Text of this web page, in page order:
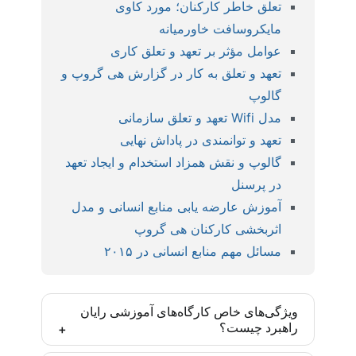
تعلق خاطر کارکنان؛ مورد کاوی
مایکروسافت خاورمیانه
عوامل مؤثر بر تعهد و تعلق کاری
تعهد و تعلق به کار در گزارش هی گروپ و
گالوپ
مدل Wifi تعهد و تعلق سازمانی
تعهد و توانمندی در پاداش نهایی
گالوپ و نقش همزاد استخدام و ایجاد تعهد
در پرسنل
آموزش عارضه یابی منابع انسانی و مدل
اثربخشی کارکنان هی گروپ
مسائل مهم منابع انسانی در ۲۰۱۵
ویژگی‌های خاص کارگاه‌های آموزشی رایان
راهبرد چیست؟